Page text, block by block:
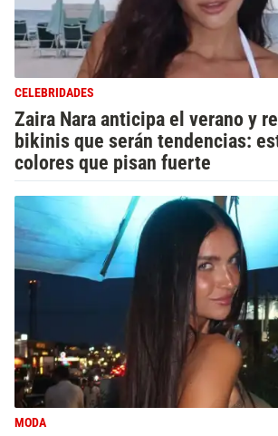
CELEBRIDADES
Zaira Nara anticipa el verano y
bikinis que serán tendencias:
colores que pisan fuerte
MODA